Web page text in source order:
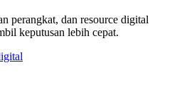
perangkat, dan resource digital
keputusan lebih cepat.